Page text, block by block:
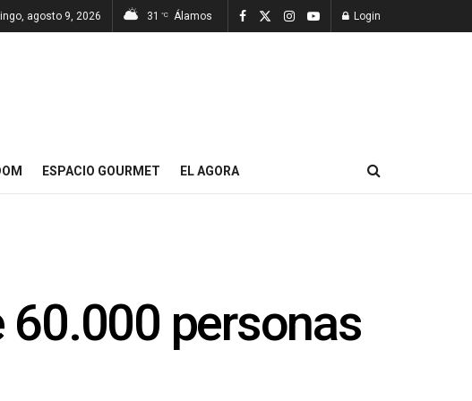
agosto 9, 2026 31 °C Álamos Login
ESPACIO GOURMET EL AGORA
60.000 personas